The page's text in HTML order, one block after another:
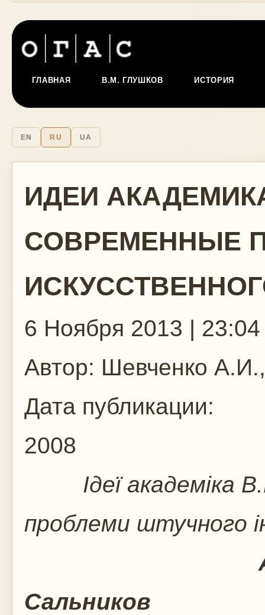
ГЛАВНАЯ В.М. ГЛУШКОВ ИСТОРИЯ
EN RU UA
ИДЕИ
СОВРЕМЕННЫЕ
6 Ноября 2013 | 23:04
Автор: Шевченко
Дата публикации:
2008
Ідеї академіка
проблеми штучного
А.І.
Сальников